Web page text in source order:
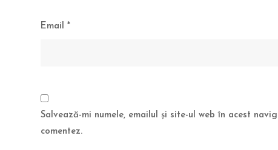
Email *
Salvează-mi numele, emailul și site-ul web în acest
comentez.